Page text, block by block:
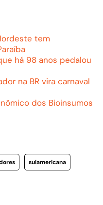
tem
há 98 anos pedalou
na BR vira carnaval
dos Bioinsumos
sulamericana